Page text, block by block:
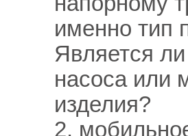
именно тип
Является
насоса или
изделия?
2.